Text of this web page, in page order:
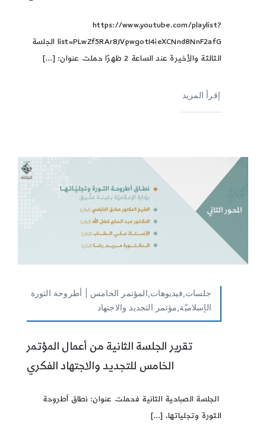
https://www.youtube.com/playlist?
list=PLwZf5RAr8JVpwgotI4ieXCNnd8NnF2afG الجلسة
الثالثة والأخيرة عند الساعة 2 ظهرًا حملت عنوان: [...]
إقرأ المزيد
جلسات,فيديوهات,المؤتمر الخامس | أطروحة الثورة
الإسلاميّة,مؤتمر التجديد والاجتهاد
تقرير الجلسة الثانية من أعمال المؤتمر
الخامس للتجديد والاجتهاد الفكري
الجلسة الصباحية الثانية فحملت عنوان: نطاق أطروحة
الثورة وتجلياتها، [...]